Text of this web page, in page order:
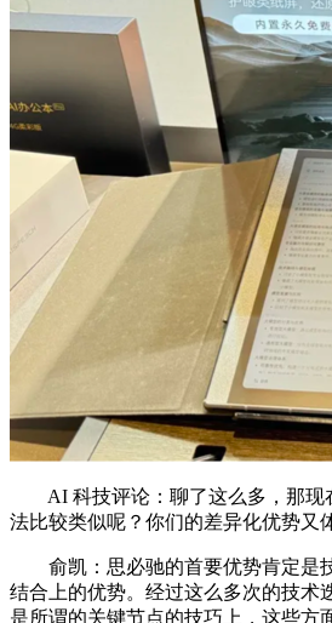
AI 科技评论：聊了这么多，那现
法比较类似呢？你们的差异化优势又
俞凯：思必驰的首要优势肯定是
结合上的优势。经过这么多次的技术
是所谓的关键节点的技巧上，这些方